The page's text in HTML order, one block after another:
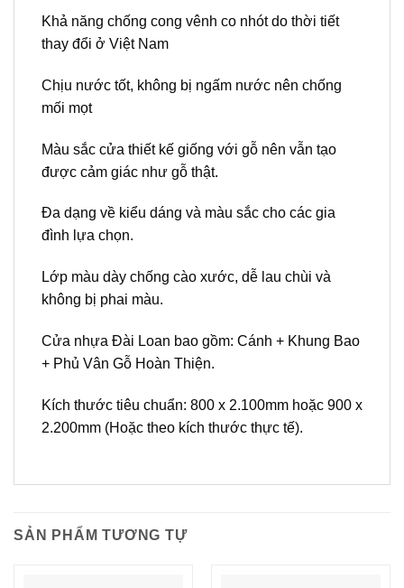
Khả năng chống cong vênh co nhót do thời tiết
thay đổi ở Việt Nam
Chịu nước tốt, không bị ngấm nước nên chống
mối mọt
Màu sắc cửa thiết kế giống với gỗ nên vẫn tạo
được cảm giác như gỗ thật.
Đa dạng về kiểu dáng và màu sắc cho các gia
đình lựa chọn.
Lớp màu dày chống cào xước, dễ lau chùi và
không bị phai màu.
Cửa nhựa Đài Loan bao gồm: Cánh + Khung Bao
+ Phủ Vân Gỗ Hoàn Thiện.
Kích thước tiêu chuẩn: 800 x 2.100mm hoặc 900 x
2.200mm (Hoặc theo kích thước thực tế).
SẢN PHẨM TƯƠNG TỰ